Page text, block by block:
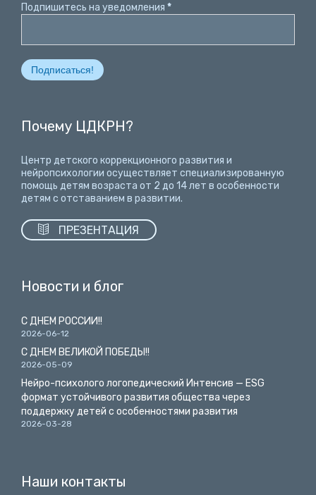
Подпишитесь на уведомления *
Почему ЦДКРН?
Центр детского коррекционного развития и
нейропсихологии осуществляет специализированную
помощь детям возраста от 2 до 14 лет в особенности
детям с отставанием в развитии.
 ПРЕЗЕНТАЦИЯ
Новости и блог
С ДНЕМ РОССИИ!!
2026-06-12
С ДНЕМ ВЕЛИКОЙ ПОБЕДЫ!!
2026-05-09
Нейро-психолого логопедический Интенсив — ESG
формат устойчивого развития общества через
поддержку детей с особенностями развития
2026-03-28
Наши контакты